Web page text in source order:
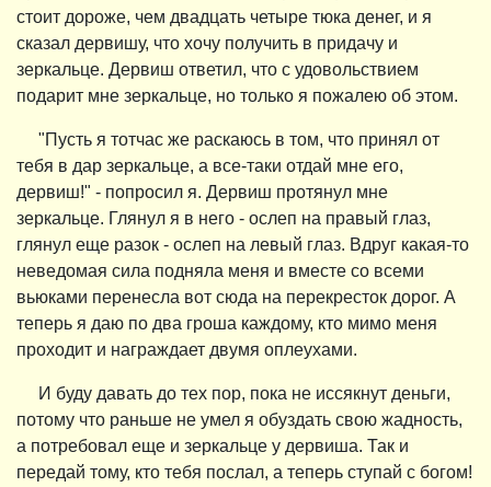
стоит дороже, чем двадцать четыре тюка денег, и я
сказал дервишу, что хочу получить в придачу и
зеркальце. Дервиш ответил, что с удовольствием
подарит мне зеркальце, но только я пожалею об этом.
"Пусть я тотчас же раскаюсь в том, что принял от
тебя в дар зеркальце, а все-таки отдай мне его,
дервиш!" - попросил я. Дервиш протянул мне
зеркальце. Глянул я в него - ослеп на правый глаз,
глянул еще разок - ослеп на левый глаз. Вдруг какая-то
неведомая сила подняла меня и вместе со всеми
вьюками перенесла вот сюда на перекресток дорог. А
теперь я даю по два гроша каждому, кто мимо меня
проходит и награждает двумя оплеухами.
И буду давать до тех пор, пока не иссякнут деньги,
потому что раньше не умел я обуздать свою жадность,
а потребовал еще и зеркальце у дервиша. Так и
передай тому, кто тебя послал, а теперь ступай с богом!